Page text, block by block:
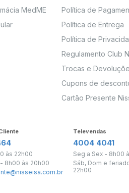
MedME
Política de
Política de Entrega
Política de
Regulamento Club
Trocas e
Cupons de
Cartão Presente
às 22h00
8h00 às 20h00
Televendas
4004 4041
Seg a Sex - 8h00
Sáb, Dom e
22h00